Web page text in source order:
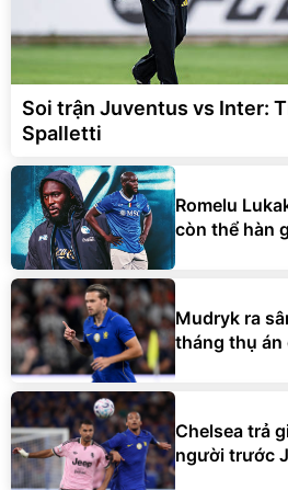
Soi trận Juventus vs Inter:
Spalletti
Romelu
còn thể hàn
Mudryk ra
tháng thụ án
Chelsea trả
người trước